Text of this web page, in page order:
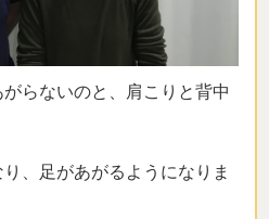
らないのと、肩こりと背中
、足があがるようになりま